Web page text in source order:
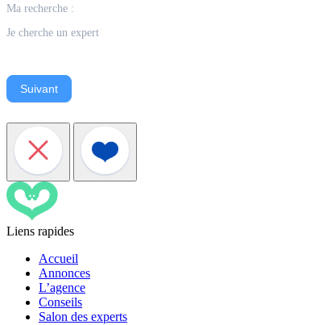
Ma recherche :
Je cherche un expert
Suivant
Liens rapides
Accueil
Annonces
L’agence
Conseils
Salon des experts